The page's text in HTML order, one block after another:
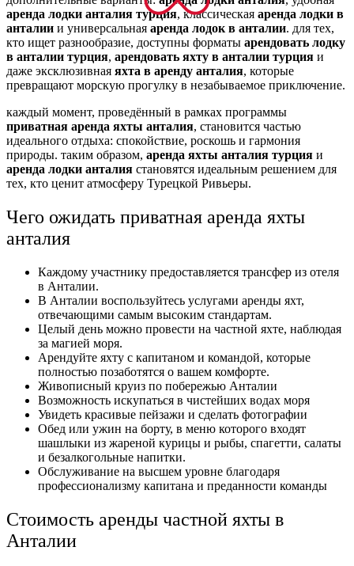
аренда лодки анталия турция, классическая аренда лодки в
анталии и универсальная аренда лодок в анталии. для тех,
кто ищет разнообразие, доступны форматы арендовать лодку
в анталии турция, арендовать яхту в анталии турция и
даже эксклюзивная яхта в аренду анталия, которые
превращают морскую прогулку в незабываемое приключение.
каждый момент, проведённый в рамках программы
приватная аренда яхты анталия, становится частью
идеального отдыха: спокойствие, роскошь и гармония
природы. таким образом, аренда яхты анталия турция и
аренда лодки анталия становятся идеальным решением для
тех, кто ценит атмосферу Турецкой Ривьеры.
Чего ожидать приватная аренда яхты
анталия
Каждому участнику предоставляется трансфер из отеля
в Анталии.
В Анталии воспользуйтесь услугами аренды яхт,
отвечающими самым высоким стандартам.
Целый день можно провести на частной яхте, наблюдая
за магией моря.
Арендуйте яхту с капитаном и командой, которые
полностью позаботятся о вашем комфорте.
Живописный круиз по побережью Анталии
Возможность искупаться в чистейших водах моря
Увидеть красивые пейзажи и сделать фотографии
Обед или ужин на борту, в меню которого входят
шашлыки из жареной курицы и рыбы, спагетти, салаты
и безалкогольные напитки.
Обслуживание на высшем уровне благодаря
профессионализму капитана и преданности команды
Стоимость аренды частной яхты в
Анталии